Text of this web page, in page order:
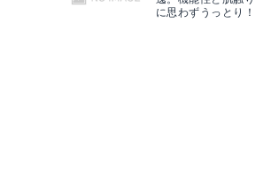
に思わずうっとり！